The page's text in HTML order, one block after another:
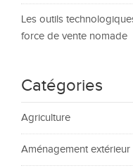
Les outils
force de vente nomade
Catégories
Agriculture
Aménagement extérieur